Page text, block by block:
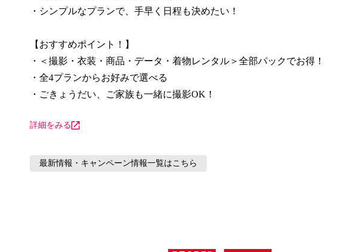
・シンプルなプランで、手早く日程も決めたい！
【おすすめポイント！】
・＜撮影・衣装・商品・データ・着物レンタル＞全部パックでお得！
・全4プランからお好みで選べる
・ごきょうだい、ご家族も一緒に撮影OK！
詳細をみる
最新情報・キャンペーン情報一覧はこちら